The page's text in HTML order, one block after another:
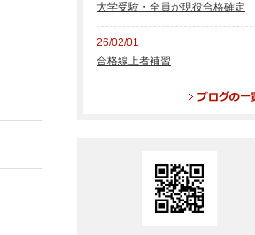
大学受験・全員が現役合格確定
26/02/01
合格線上者補習